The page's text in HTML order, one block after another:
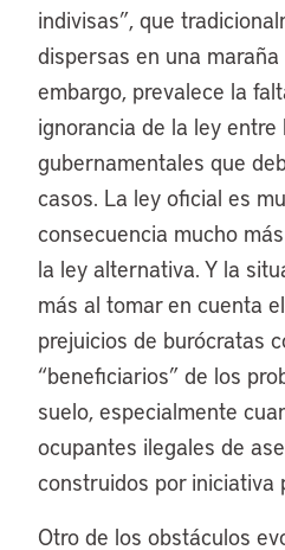
indivisas”, que
dispersas en una
embargo, prevalece la
ignorancia de la ley entre
gubernamentales que
casos. La ley oficial es
consecuencia mucho
la ley alternativa. Y la
más al tomar en cuenta
prejuicios de burócratas
“beneficiarios” de los
suelo, especialmente
ocupantes ilegales de
construidos por iniciativa
Otro de los obstáculos